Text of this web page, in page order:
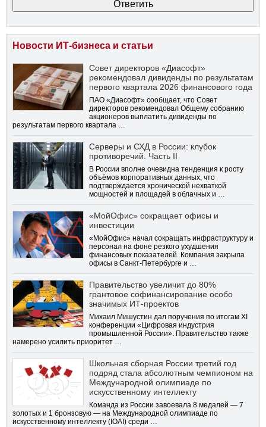
Новости ИТ-бизнеса и статьи
Совет директоров «Диасофт»
рекомендовал дивиденды по результатам
первого квартала 2026 финансового года
ПАО «Диасофт» сообщает, что Совет
директоров рекомендовал Общему собранию
акционеров выплатить дивиденды по
результатам первого квартала …
Серверы и СХД в России: клубок
противоречий. Часть II
В России вполне очевидна тенденция к росту
объёмов корпоративных данных, что
подтверждается хронической нехваткой
мощностей и площадей в облачных и …
«МойОфис» сокращает офисы и
инвестиции
«МойОфис» начал сокращать инфраструктуру и
персонал на фоне резкого ухудшения
финансовых показателей. Компания закрыла
офисы в Санкт-Петербурге и …
Правительство увеличит до 80%
грантовое софинансирование особо
значимых ИТ-проектов
Михаил Мишустин дал поручения по итогам XI
конференции «Цифровая индустрия
промышленной России». Правительство также
намерено усилить приоритет …
Школьная сборная России третий год
подряд стала абсолютным чемпионом на
Международной олимпиаде по
искусственному интеллекту
Команда из России завоевала 8 медалей — 7
золотых и 1 бронзовую — на Международной олимпиаде по
искусственному интеллекту (IOAI) среди …